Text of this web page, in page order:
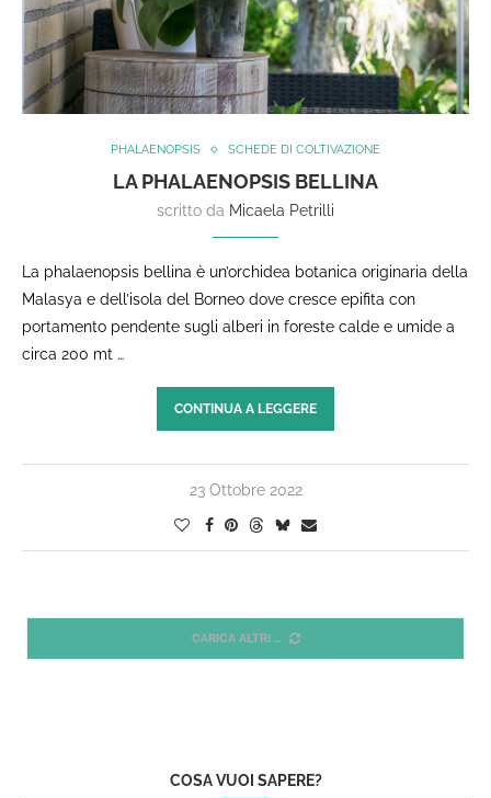
PHALAENOPSIS SCHEDE DI COLTIVAZIONE
LA PHALAENOPSIS BELLINA
scritto da Micaela Petrilli
La phalaenopsis bellina è un’orchidea botanica originaria della
Malasya e dell’isola del Borneo dove cresce epifita con
portamento pendente sugli alberi in foreste calde e umide a
circa 200 mt …
CONTINUA A LEGGERE
23 Ottobre 2022
CARICA ALTRI
COSA VUOI SAPERE?